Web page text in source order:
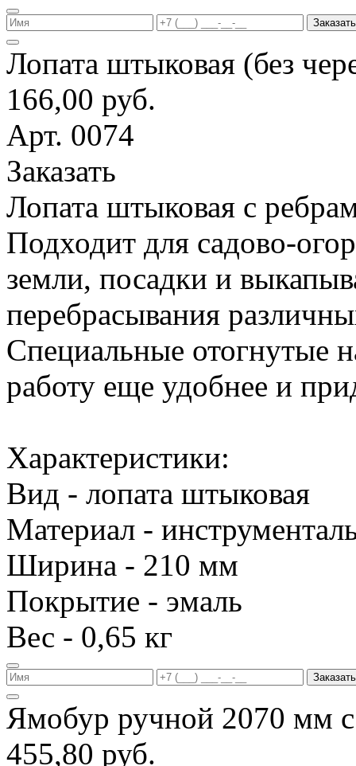
Заказать
Лопата штыковая (без
166,00 руб.
Арт. 0074
Заказать
Лопата штыковая с
Подходит для садово-
земли, посадки и
перебрасывания
Специальные отогнутые
работу еще удобнее и
Характеристики:
Вид - лопата штыковая
Материал -
Ширина - 210 мм
Покрытие - эмаль
Вес - 0,65 кг
Заказать
Ямобур ручной 2070 мм
455,80 руб.